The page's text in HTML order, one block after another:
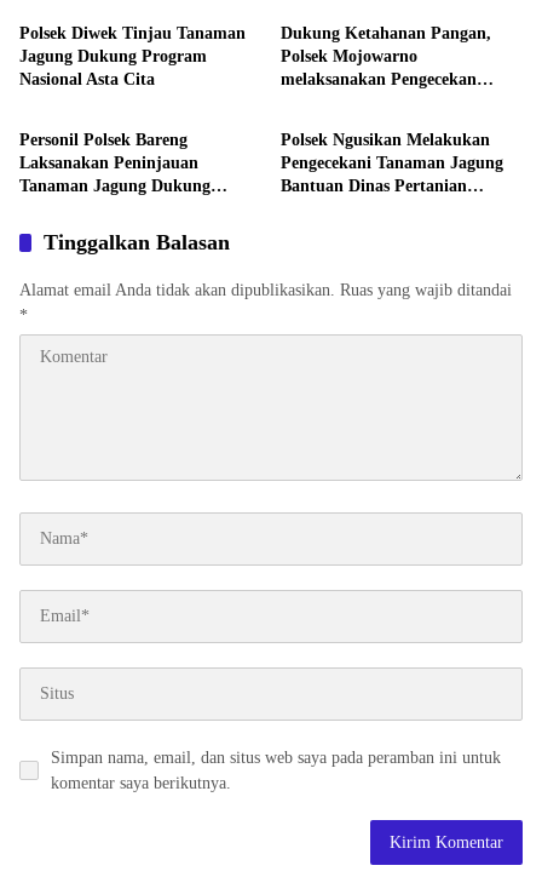
Polsek Diwek Tinjau Tanaman
Jagung Dukung Program
Nasional Asta Cita
Dukung Ketahanan Pangan,
Polsek Mojowarno
melaksanakan Pengecekan
Aktivitas
Personil Polsek Bareng
Laksanakan Peninjauan
Tanaman Jagung Dukung
Aktivitas
Polsek Ngusikan Melakukan
Pengecekani Tanaman Jagung
Bantuan Dinas Pertanian
Tinggalkan Balasan
Alamat email Anda tidak akan dipublikasikan. Ruas yang wajib ditandai
*
Simpan nama, email, dan situs web saya pada peramban ini untuk
komentar saya berikutnya.